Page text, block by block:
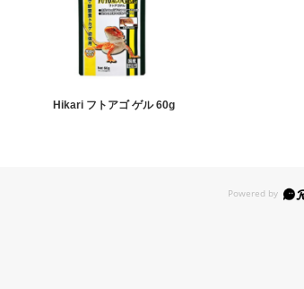
Hikari フトアゴ ゲル 60g